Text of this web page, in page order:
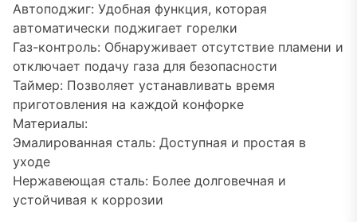
Автоподжиг: Удобная функция, которая
автоматически поджигает горелки
Газ-контроль: Обнаруживает отсутствие пламени и
отключает подачу газа для безопасности
Таймер: Позволяет устанавливать время
приготовления на каждой конфорке
Материалы:
Эмалированная сталь: Доступная и простая в
уходе
Нержавеющая сталь: Более долговечная и
устойчивая к коррозии